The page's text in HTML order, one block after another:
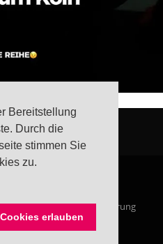
Bereitstellung
Durch die
stimmen Sie
zu.
Cookies erlauben
Datenschutzerklärung